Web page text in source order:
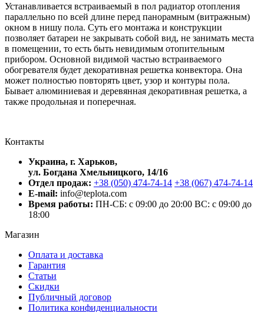
Устанавливается встраиваемый в пол радиатор отопления
параллельно по всей длине перед панорамным (витражным)
окном в нишу пола. Суть его монтажа и конструкции
позволяет батареи не закрывать собой вид, не занимать места
в помещении, то есть быть невидимым отопительным
прибором. Основной видимой частью встраиваемого
обогревателя будет декоративная решетка конвектора. Она
может полностью повторять цвет, узор и контуры пола.
Бывает алюминиевая и деревянная декоративная решетка, а
также продольная и поперечная.
Контакты
Украина, г. Харьков,
ул. Богдана Хмельницкого, 14/16
Отдел продаж: +38 (050) 474-74-14 +38 (067) 474-74-14
E-mail: info@teplota.com
Время работы: ПН-СБ: с 09:00 до 20:00 ВС: с 09:00 до
18:00
Магазин
Оплата и доставка
Гарантия
Статьи
Скидки
Публичный договор
Политика конфиденциальности